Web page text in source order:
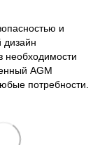
и
дизайн
необходимости
AGM
потребности.